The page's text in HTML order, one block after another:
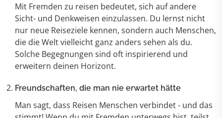
Mit Fremden zu reisen bedeutet, sich auf andere
Sicht- und Denkweisen einzulassen. Du lernst nicht
nur neue Reiseziele kennen, sondern auch Menschen,
die die Welt vielleicht ganz anders sehen als du.
Solche Begegnungen sind oft inspirierend und
erweitern deinen Horizont.
Freundschaften, die man nie erwartet hätte
Man sagt, dass Reisen Menschen verbindet - und das